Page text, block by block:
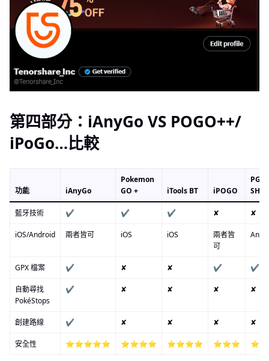
第四部分：iAnyGo VS POGO++/
iPoGo…比較
功能 iAnyGo
Pokemon
GO +
iTools BT iPOGO
PG
藍牙技術 ✔ ✔ ✔ ✘ ✘
iOS/Android 兩者皆可 iOS iOS
兩者皆
可
GPX 檔案 ✔ ✘ ✘ ✔ ✔
自動尋找
PokéStops
✔ ✘ ✘ ✘ ✘
創建路線 ✔ ✘ ✘ ✘ ✘
安全性 ⭐⭐⭐⭐⭐ ⭐⭐⭐⭐ ⭐⭐⭐⭐ ⭐⭐⭐